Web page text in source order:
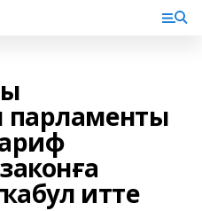
парламенты
итте